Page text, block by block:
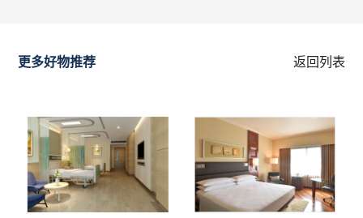
更多好物推荐 返回列表